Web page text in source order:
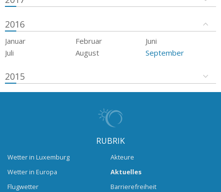
2016
Januar Februar
Juni
Juli
August September
2015
RUBRIK
Wetter in Luxemburg
Wetter in Europa
Flugwetter
Akteure
Aktuelles
Barrierefreiheit